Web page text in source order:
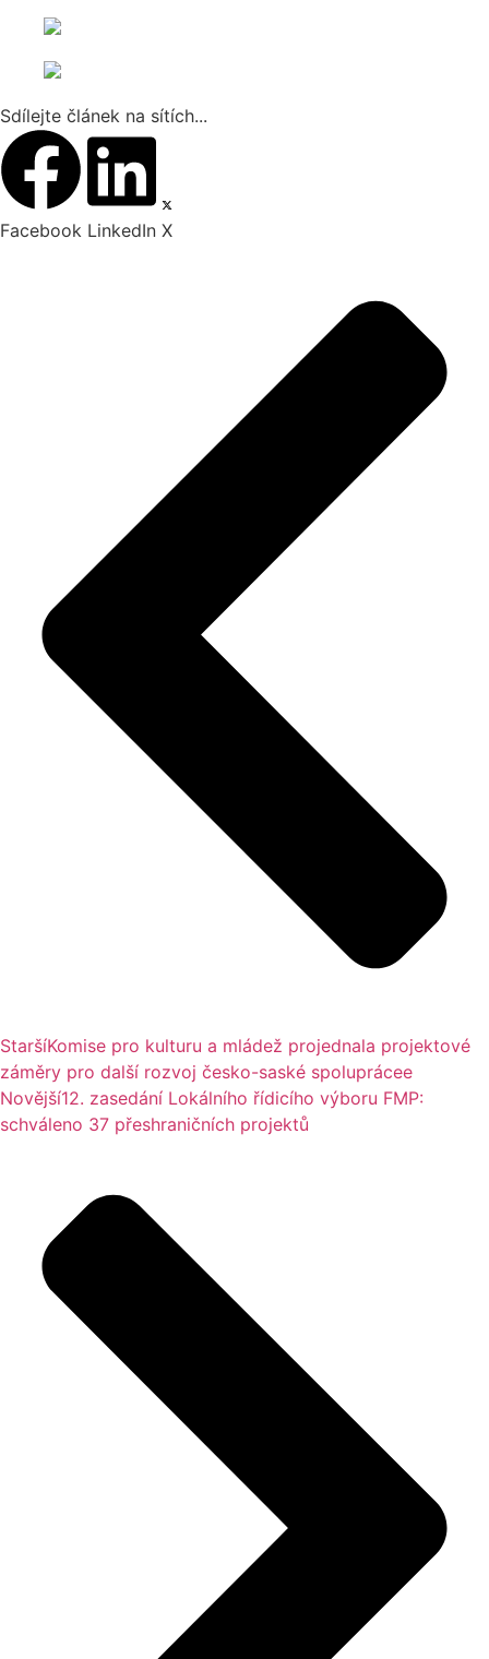
Sdílejte článek na sítích...
Facebook LinkedIn X
StaršíKomise pro kulturu a mládež projednala projektové
záměry pro další rozvoj česko-saské spoluprácee
Novější12. zasedání Lokálního řídicího výboru FMP:
schváleno 37 přeshraničních projektů